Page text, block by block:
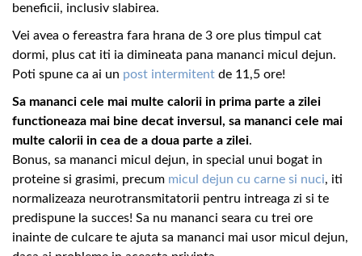
beneficii, inclusiv slabirea.
Vei avea o fereastra fara hrana de 3 ore plus timpul cat
dormi, plus cat iti ia dimineata pana mananci micul dejun.
Poti spune ca ai un post intermitent de 11,5 ore!
Sa mananci cele mai multe calorii in prima parte a zilei
functioneaza mai bine decat inversul, sa mananci cele mai
multe calorii in cea de a doua parte a zilei.
Bonus, sa mananci micul dejun, in special unui bogat in
proteine si grasimi, precum micul dejun cu carne si nuci, iti
normalizeaza neurotransmitatorii pentru intreaga zi si te
predispune la succes! Sa nu mananci seara cu trei ore
inainte de culcare te ajuta sa mananci mai usor micul dejun,